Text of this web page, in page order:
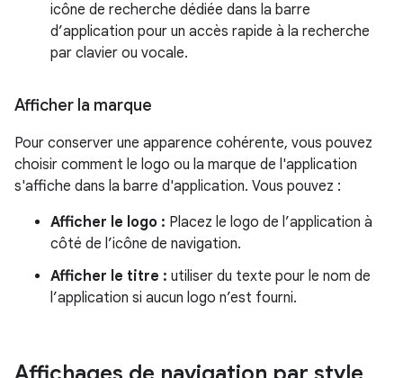
icône de recherche dédiée dans la barre
d’application pour un accès rapide à la recherche
par clavier ou vocale.
Afficher la marque
Pour conserver une apparence cohérente, vous pouvez
choisir comment le logo ou la marque de l'application
s'affiche dans la barre d'application. Vous pouvez :
Afficher le logo : Placez le logo de l’application à
côté de l’icône de navigation.
Afficher le titre : utiliser du texte pour le nom de
l’application si aucun logo n’est fourni.